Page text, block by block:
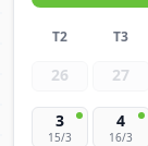
T2 T3
26 27
3
15/3
4
16/3